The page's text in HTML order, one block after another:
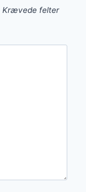
Krævede felter